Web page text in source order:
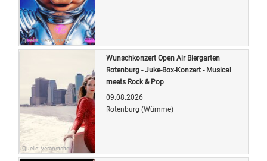
Quelle: Veranstalter
Quelle: Veranstalter
Wunschkonzert Open Air Biergarten
Rotenburg - Juke-Box-Konzert - Musical
meets Rock & Pop
09.08.2026
Rotenburg (Wümme)